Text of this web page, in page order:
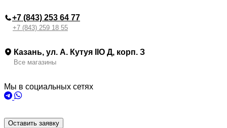
+7 (843) 253 64 77
+7 (843) 259 18 55
Казань, ул. А. Кутуя IIO Д, корп. З
Все магазины
Мы в социальных сетях
Оставить заявку